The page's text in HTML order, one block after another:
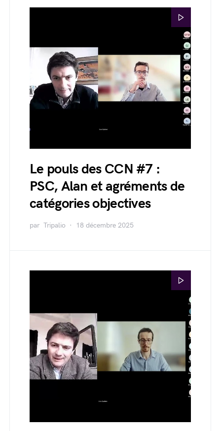
Le pouls des CCN #7 :
PSC, Alan et agréments de
catégories objectives
par Tripalio 18 décembre 2025